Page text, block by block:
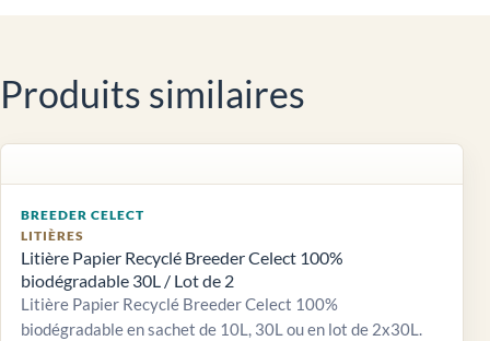
Produits similaires
BREEDER CELECT
LITIÈRES
Litière Papier Recyclé Breeder Celect 100%
biodégradable 30L / Lot de 2
Litière Papier Recyclé Breeder Celect 100%
biodégradable en sachet de 10L, 30L ou en lot de 2x30L.